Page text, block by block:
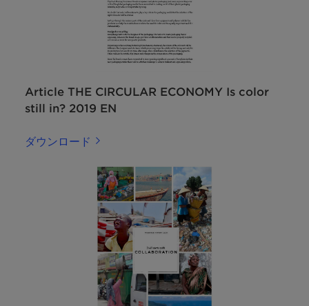
Article THE CIRCULAR ECONOMY Is color
still in? 2019 EN
ダウンロード